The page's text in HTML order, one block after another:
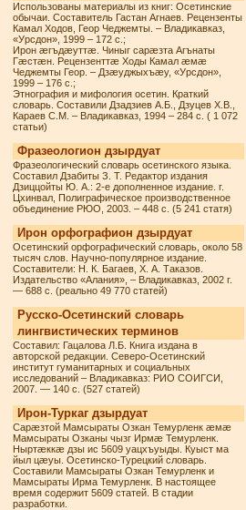
Использованы материалы из книг: Осетинские
обычаи. Составитель Гастан Агнаев. Рецензенты
Камал Ходов, Геор Чеджемты. – Владикавказ,
«Урсдон», 1999 – 172 с.;
Ирон æгъдæуттæ. Чиныг сарæзта Агънаты
Гæстæн. Рецензенттæ Ходы Камал æмæ
Чеджемты Геор. – Дзæуджыхъæу, «Урсдон»,
1999 – 176 с.;
Этнография и мифология осетин. Краткий
словарь. Составили Дзадзиев А.Б., Дзуцев Х.В.,
Караев С.М. – Владикавказ, 1994 – 284 с. ( 1 072
статьи)
Фразеологион дзырдуат
Фразеологический словарь осетинского языка.
Составил Дзабиты З. Т. Редактор издания
Дзиццойты Ю. А.: 2-е дополненное издание. г.
Цхинвал, Полиграфическое производственное
объединение РЮО, 2003. – 448 с. (5 241 статя)
Ирон орфографион дзырдуат
Осетинский орфографический словарь, около 58
тысяч слов. Научно-популярное издание.
Составители: Н. К. Багаев, Х. А. Таказов.
Издательство «Алания», – Владикавказ, 2002 г.
— 688 с. (реально 49 770 статей)
Русско-Осетинский словарь
лингвистических терминов
Составил: Гацалова Л.Б. Книга издана в
авторской редакции. Северо-Осетинский
институт гуманитарных и социальных
исследований – Владикавказ: РИО СОИГСИ,
2007. — 140 с. (527 статей)
Ирон-Туркаг дзырдуат
Сарæзтой Мамсыраты Озкан Темурленк æмæ
Мамсыраты Озканы чызг Ирмæ Темурленк.
Ныртæккæ дзы ис 5609 уацхъуыды. Куыст ма
йыл цæуы. Осетинско-Турецкий словарь.
Составили Мамсыраты Озкан Темурленк и
Мамсыраты Ирма Темурленк. В настоящее
время содержит 5609 статей. В стадии
разработки.